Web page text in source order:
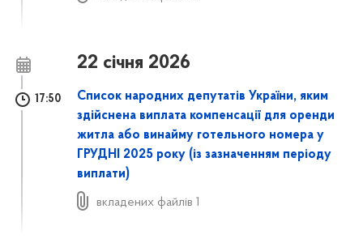
22 січня 2026
17:50
Список народних депутатів України, яким
здійснена виплата компенсації для оренди
житла або винайму готельного номера у
ГРУДНІ 2025 року (із зазначенням періоду
виплати)
вкладених файлів 1